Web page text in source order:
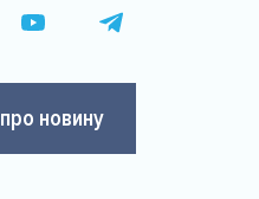
новину